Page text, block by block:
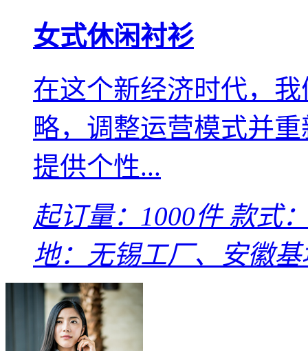
女式休闲衬衫
在这个新经济时代，
略，调整运营模式并
提供个性...
起订量：1000件 款式
地：无锡工厂、安徽基